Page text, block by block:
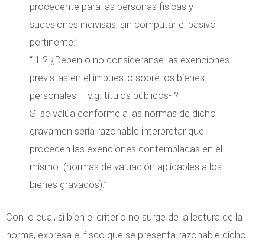
procedente para las personas físicas y
sucesiones indivisas, sin computar el pasivo
pertinente.”
“ 1.2 ¿Deben o no consideranse las exenciones
previstas en el impuesto sobre los bienes
personales – v.g. títulos públicos- ?
Si se valúa conforme a las normas de dicho
gravamen sería razonable interpretar que
proceden las exenciones contempladas en el
mismo. (normas de valuación aplicables a los
bienes gravados).”
Con lo cual, si bien el criterio no surge de la lectura de la
norma, expresa el fisco que se presenta razonable dicho